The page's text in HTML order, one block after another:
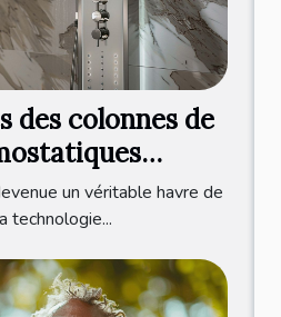
des colonnes de
un véritable havre de
technologie...